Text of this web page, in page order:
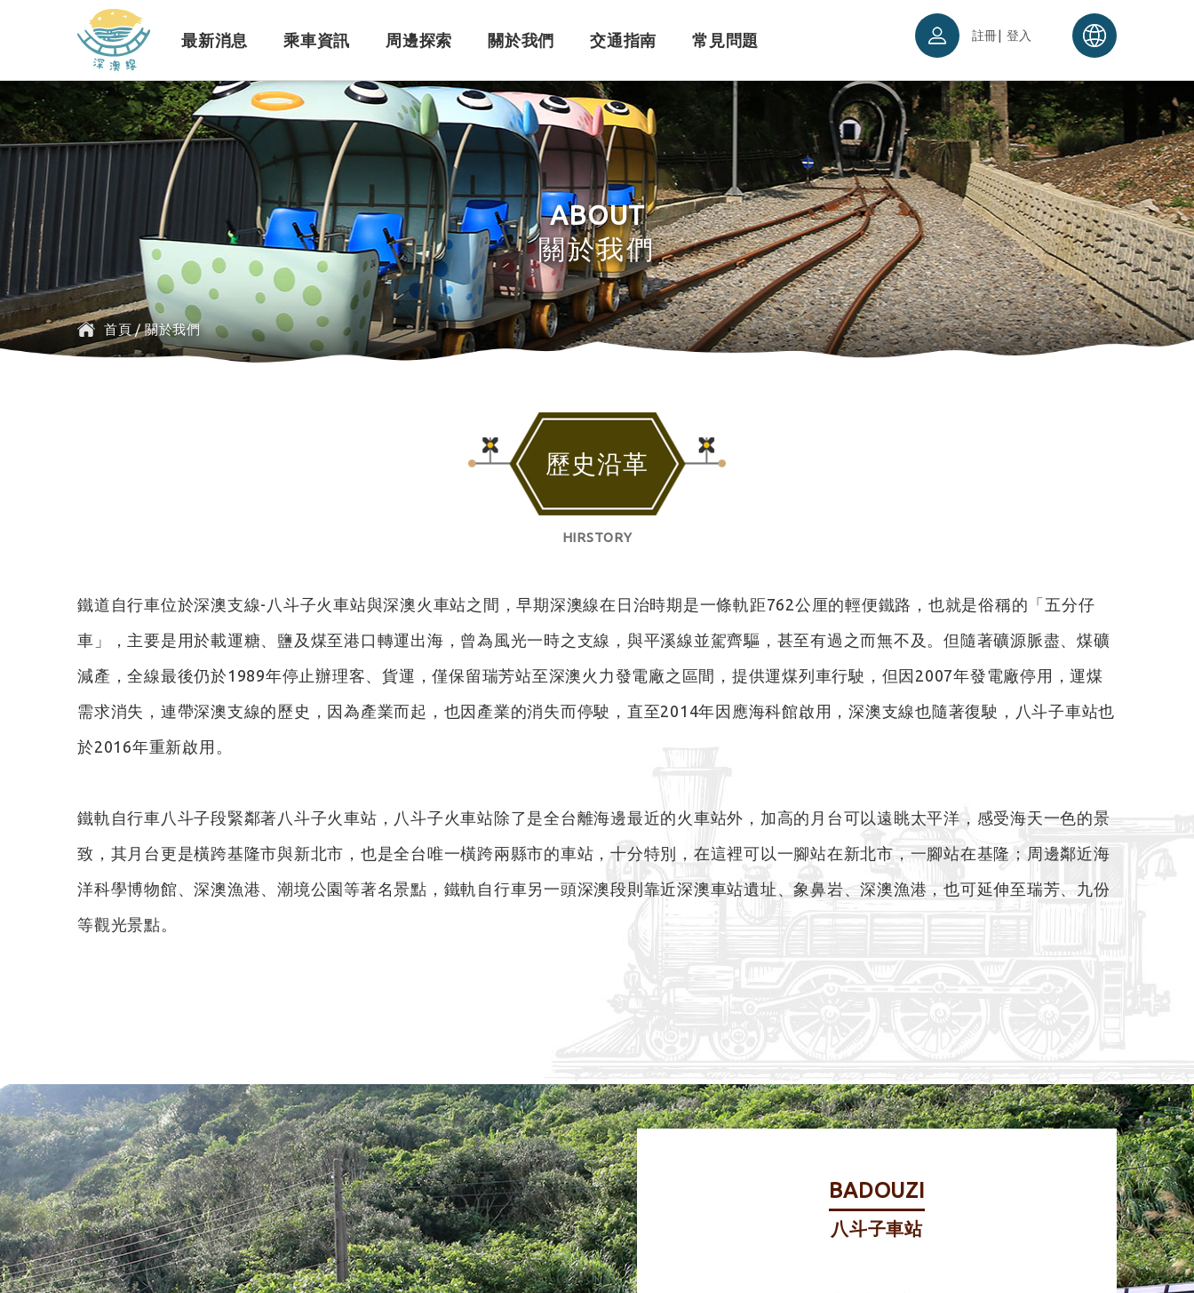
最新消息
訊息公告
乘車資訊
行車路線 票價時刻 購票須知 訂票系統 退票須知 入場須知
周邊探索
景點介紹 探索行程介紹
關於我們
緣起簡介 設施介紹 角色介紹 車體設計 永續理念
交通指南
臺鐵 公車 自行開車
常見問題
一般問題 訂票問題 訂單問題 搭乘問題
註冊| 登入
ABOUT
關於我們
首頁/關於我們
歷史沿革
HIRSTORY
鐵道自行車位於深澳支線-八斗子火車站與深澳火車站之間，早期深澳線在日治時期是一條軌距762公厘的輕便鐵路，也就是俗稱的「五分仔
車」，主要是用於載運糖、鹽及煤至港口轉運出海，曾為風光一時之支線，與平溪線並駕齊驅，甚至有過之而無不及。但隨著礦源脈盡、煤礦
減產，全線最後仍於1989年停止辦理客、貨運，僅保留瑞芳站至深澳火力發電廠之區間，提供運煤列車行駛，但因2007年發電廠停用，運煤
需求消失，連帶深澳支線的歷史，因為產業而起，也因產業的消失而停駛，直至2014年因應海科館啟用，深澳支線也隨著復駛，八斗子車站也
於2016年重新啟用。
鐵軌自行車八斗子段緊鄰著八斗子火車站，八斗子火車站除了是全台離海邊最近的火車站外，加高的月台可以遠眺太平洋，感受海天一色的景
致，其月台更是橫跨基隆市與新北市，也是全台唯一橫跨兩縣市的車站，十分特別，在這裡可以一腳站在新北市，一腳站在基隆；周邊鄰近海
洋科學博物館、深澳漁港、潮境公園等著名景點，鐵軌自行車另一頭深澳段則靠近深澳車站遺址、象鼻岩、深澳漁港，也可延伸至瑞芳、九份
等觀光景點。
BADOUZI
八斗子車站